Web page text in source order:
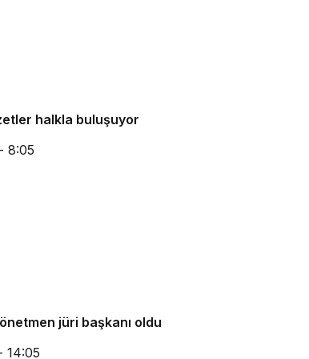
halkla buluşuyor
8:05
jüri başkanı oldu
14:05